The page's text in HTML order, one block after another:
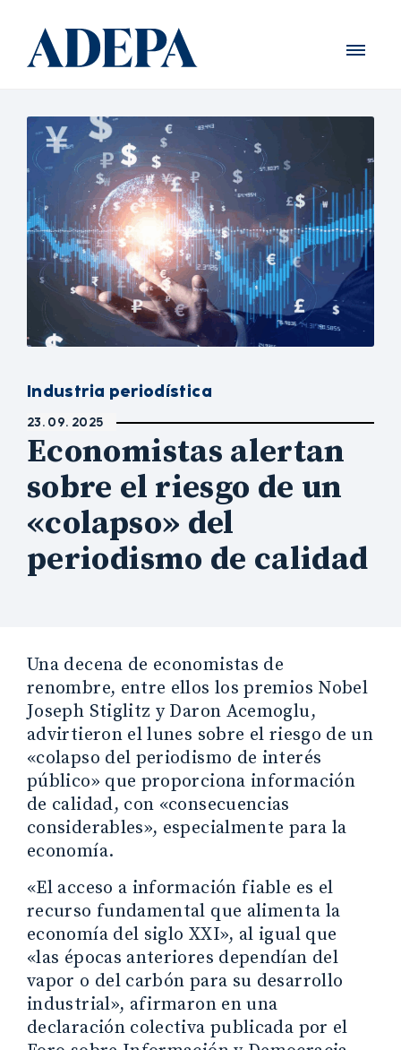
Industria periodística
23. 09. 2025
Economistas alertan
sobre el riesgo de un
«colapso» del
periodismo de calidad
Una decena de economistas de
renombre, entre ellos los premios Nobel
Joseph Stiglitz y Daron Acemoglu,
advirtieron el lunes sobre el riesgo de un
«colapso del periodismo de interés
público» que proporciona información
de calidad, con «consecuencias
considerables», especialmente para la
economía.
«El acceso a información fiable es el
recurso fundamental que alimenta la
economía del siglo XXI», al igual que
«las épocas anteriores dependían del
vapor o del carbón para su desarrollo
industrial», afirmaron en una
declaración colectiva publicada por el